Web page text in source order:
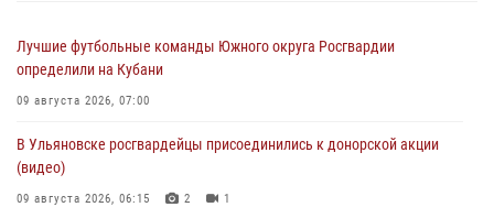
Лучшие футбольные команды Южного округа Росгвардии
определили на Кубани
09 августа 2026, 07:00
В Ульяновске росгвардейцы присоединились к донорской акции
(видео)
09 августа 2026, 06:15 2 1